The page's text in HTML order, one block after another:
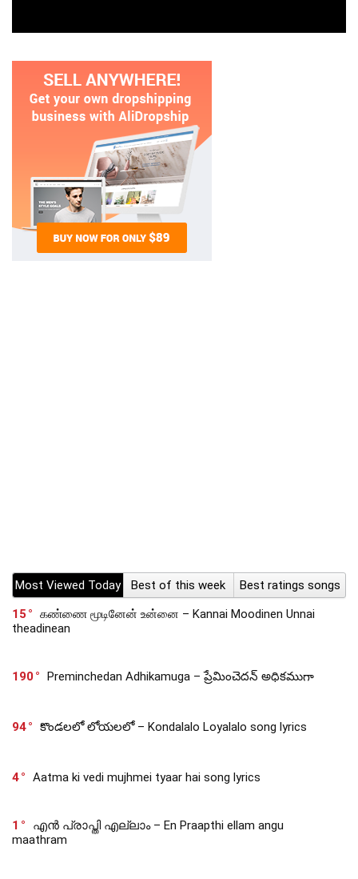
Most Viewed Today Best of this week
Best ratings songs
15
கண்ணை மூடினேன் உன்னை – Kannai Moodinen Unnai
theadinean
190 Preminchedan Adhikamuga – ప్రేమించెదన్ అధికముగా
94 కొండలలో లోయలలో – Kondalalo Loyalalo song lyrics
4 Aatma ki vedi mujhmei tyaar hai song lyrics
1
എൻ പ്രാപ്തി എല്ലാം – En Praapthi ellam angu
maathram